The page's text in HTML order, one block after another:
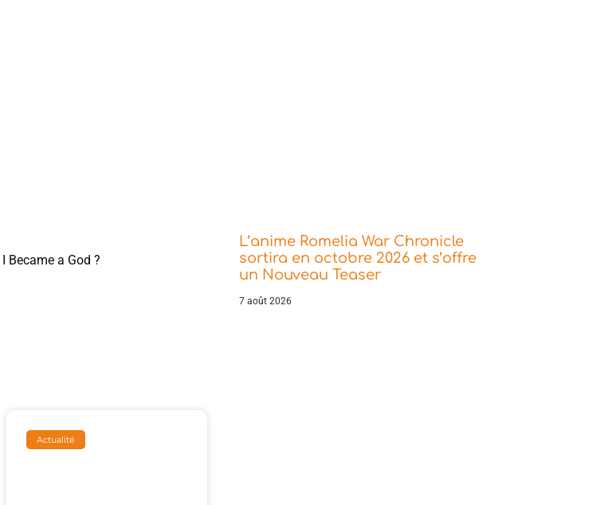
Became a God ?
Actualité
L’anime Romelia War Chronicle
sortira en octobre 2026 et s’offre
un Nouveau Teaser
7 août 2026